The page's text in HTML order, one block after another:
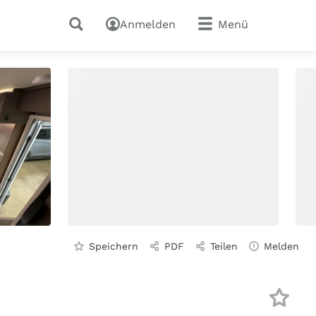
Anmelden Menü
Speichern PDF Teilen Melden